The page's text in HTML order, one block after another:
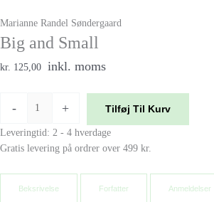
Marianne Randel Søndergaard
Big and Small
kr. 125,00 inkl. moms
- + Tilføj Til Kurv
Leveringtid: 2 - 4 hverdage
Gratis levering på ordrer over 499 kr.
Beksrivelse Forfatter Anmeldelser